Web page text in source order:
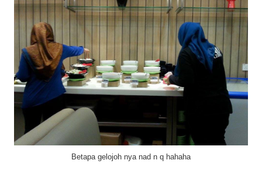
Betapa gelojoh nya nad n q hahaha